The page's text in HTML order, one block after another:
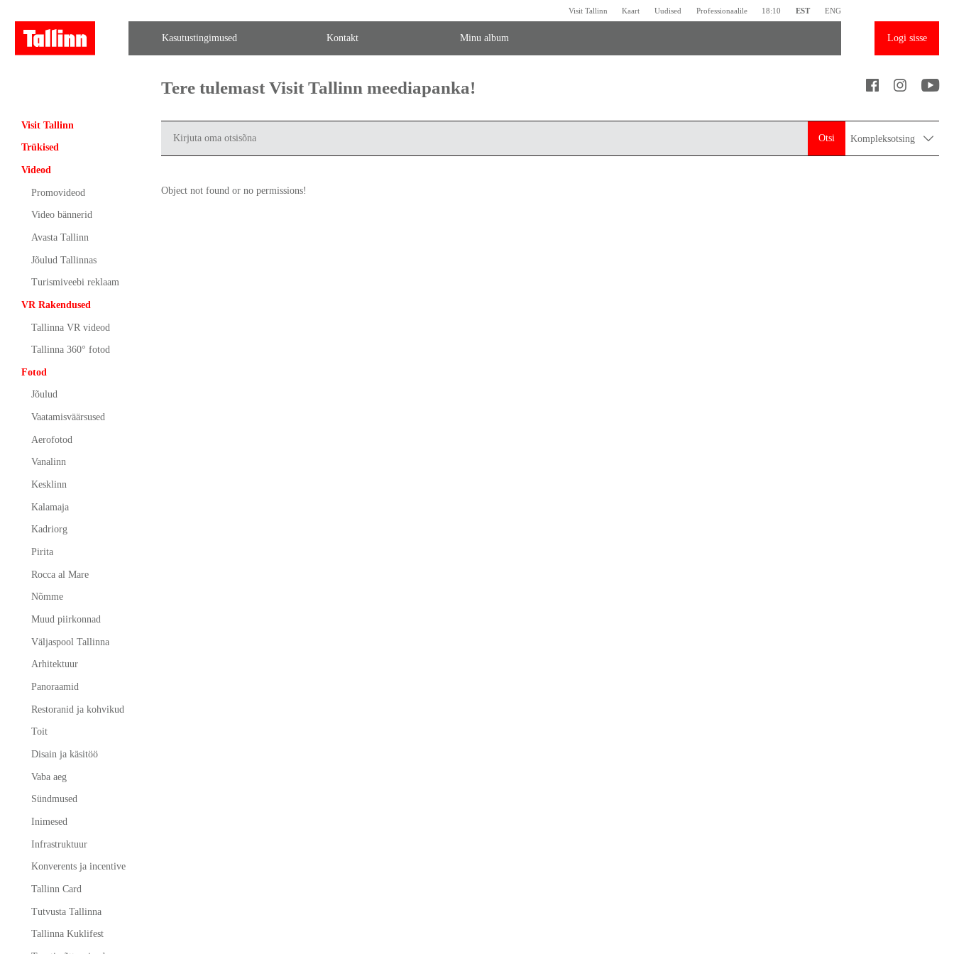
Visit Tallinn Kaart Uudised Professionaalile 18:10 EST ENG
Kasutustingimused Kontakt Minu album Logi sisse
Visit Tallinn
Trükised
Videod
Promovideod
Video bännerid
Avasta Tallinn
Jõulud Tallinnas
Turismiveebi reklaam
VR Rakendused
Tallinna VR videod
Tallinna 360° fotod
Fotod
Jõulud
Vaatamisväärsused
Aerofotod
Vanalinn
Kesklinn
Kalamaja
Kadriorg
Pirita
Rocca al Mare
Nõmme
Muud piirkonnad
Väljaspool Tallinna
Arhitektuur
Panoraamid
Restoranid ja kohvikud
Toit
Disain ja käsitöö
Vaba aeg
Sündmused
Inimesed
Infrastruktuur
Konverents ja incentive
Tallinn Card
Tutvusta Tallinna
Tallinna Kuklifest
Tere tulemast Visit Tallinn meediapanka!
Otsi Kompleksotsing
Object not found or no permissions!